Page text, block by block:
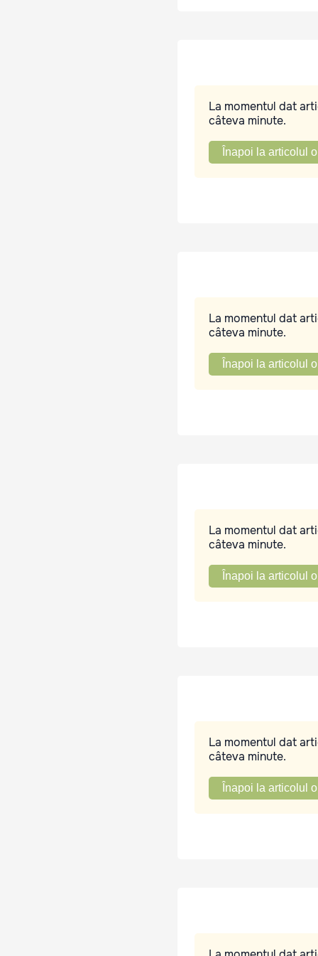
La momentul dat
câteva minute.
Înapoi la articolul
La momentul dat
câteva minute.
Înapoi la articolul
La momentul dat
câteva minute.
Înapoi la articolul
La momentul dat
câteva minute.
Înapoi la articolul